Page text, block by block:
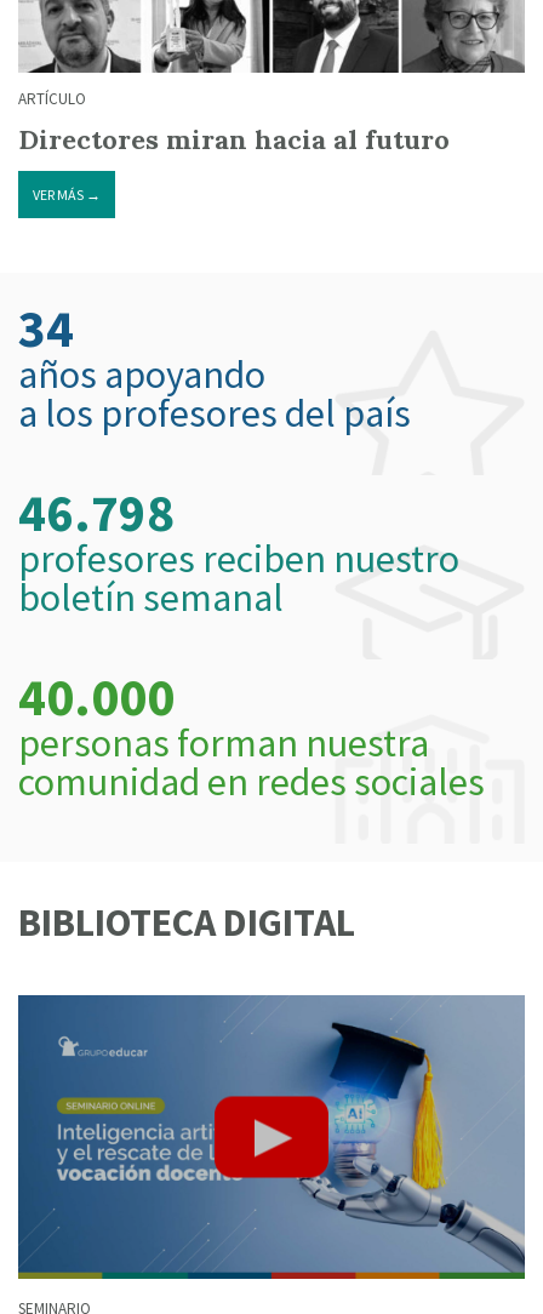
ARTÍCULO
Directores miran hacia al futuro
VER MÁS →
34
años apoyando
a los profesores del país
46.798
profesores reciben nuestro
boletín semanal
40.000
personas forman nuestra
comunidad en redes sociales
BIBLIOTECA DIGITAL
SEMINARIO